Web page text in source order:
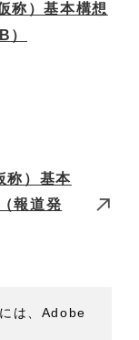
称）基本構想
）
称）基本
報道発
は、Adobe